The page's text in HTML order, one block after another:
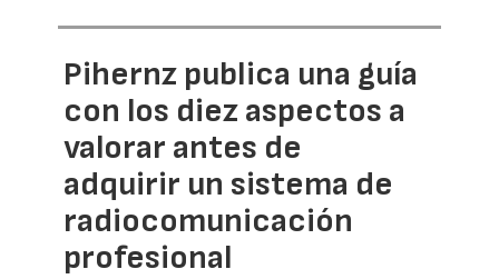
Pihernz publica una guía
con los diez aspectos a
valorar antes de
adquirir un sistema de
radiocomunicación
profesional